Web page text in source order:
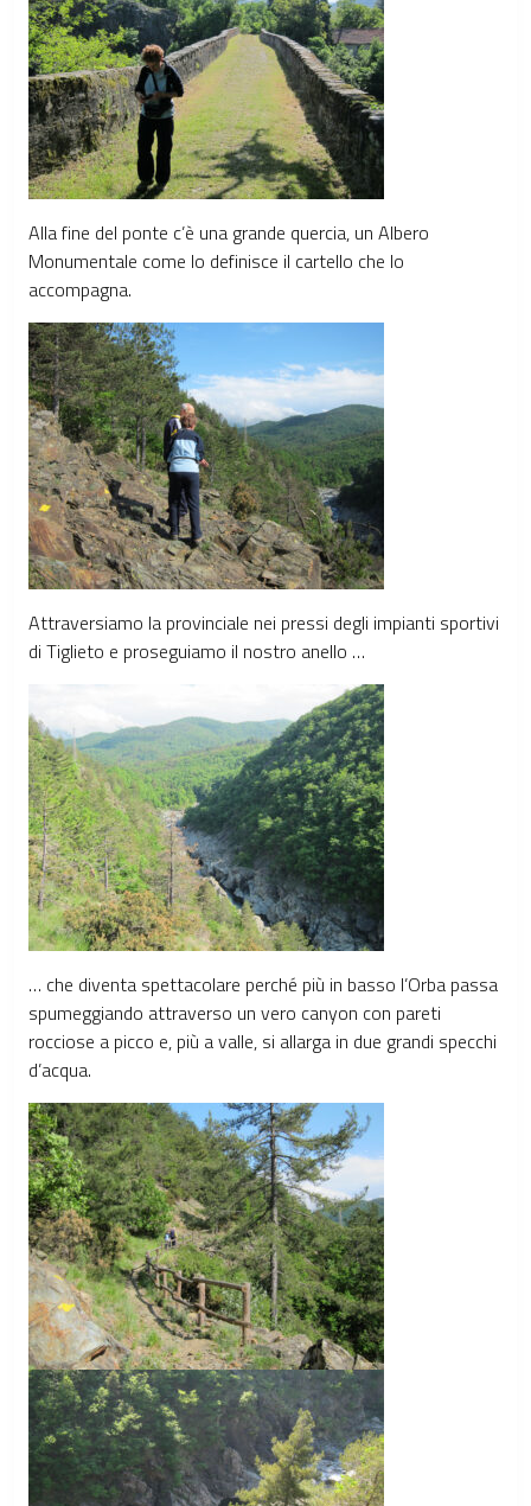
Alla fine del ponte c’è una grande quercia, un Albero
Monumentale come lo definisce il cartello che lo
accompagna.
Attraversiamo la provinciale nei pressi degli impianti sportivi
di Tiglieto e proseguiamo il nostro anello …
… che diventa spettacolare perché più in basso l’Orba passa
spumeggiando attraverso un vero canyon con pareti
rocciose a picco e, più a valle, si allarga in due grandi specchi
d’acqua.